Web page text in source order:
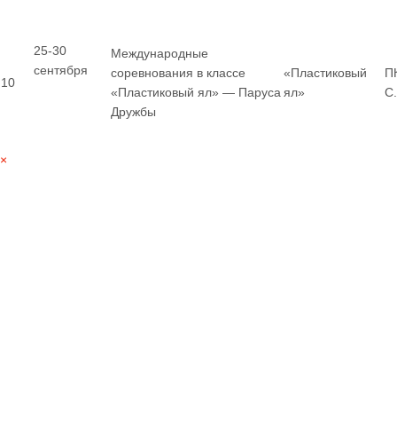
10
25-30
сентября
Международные
соревнования в классе
«Пластиковый ял» — Паруса
Дружбы
«Пластиковый
ял»
×